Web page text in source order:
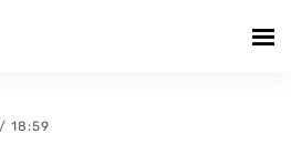
18:59